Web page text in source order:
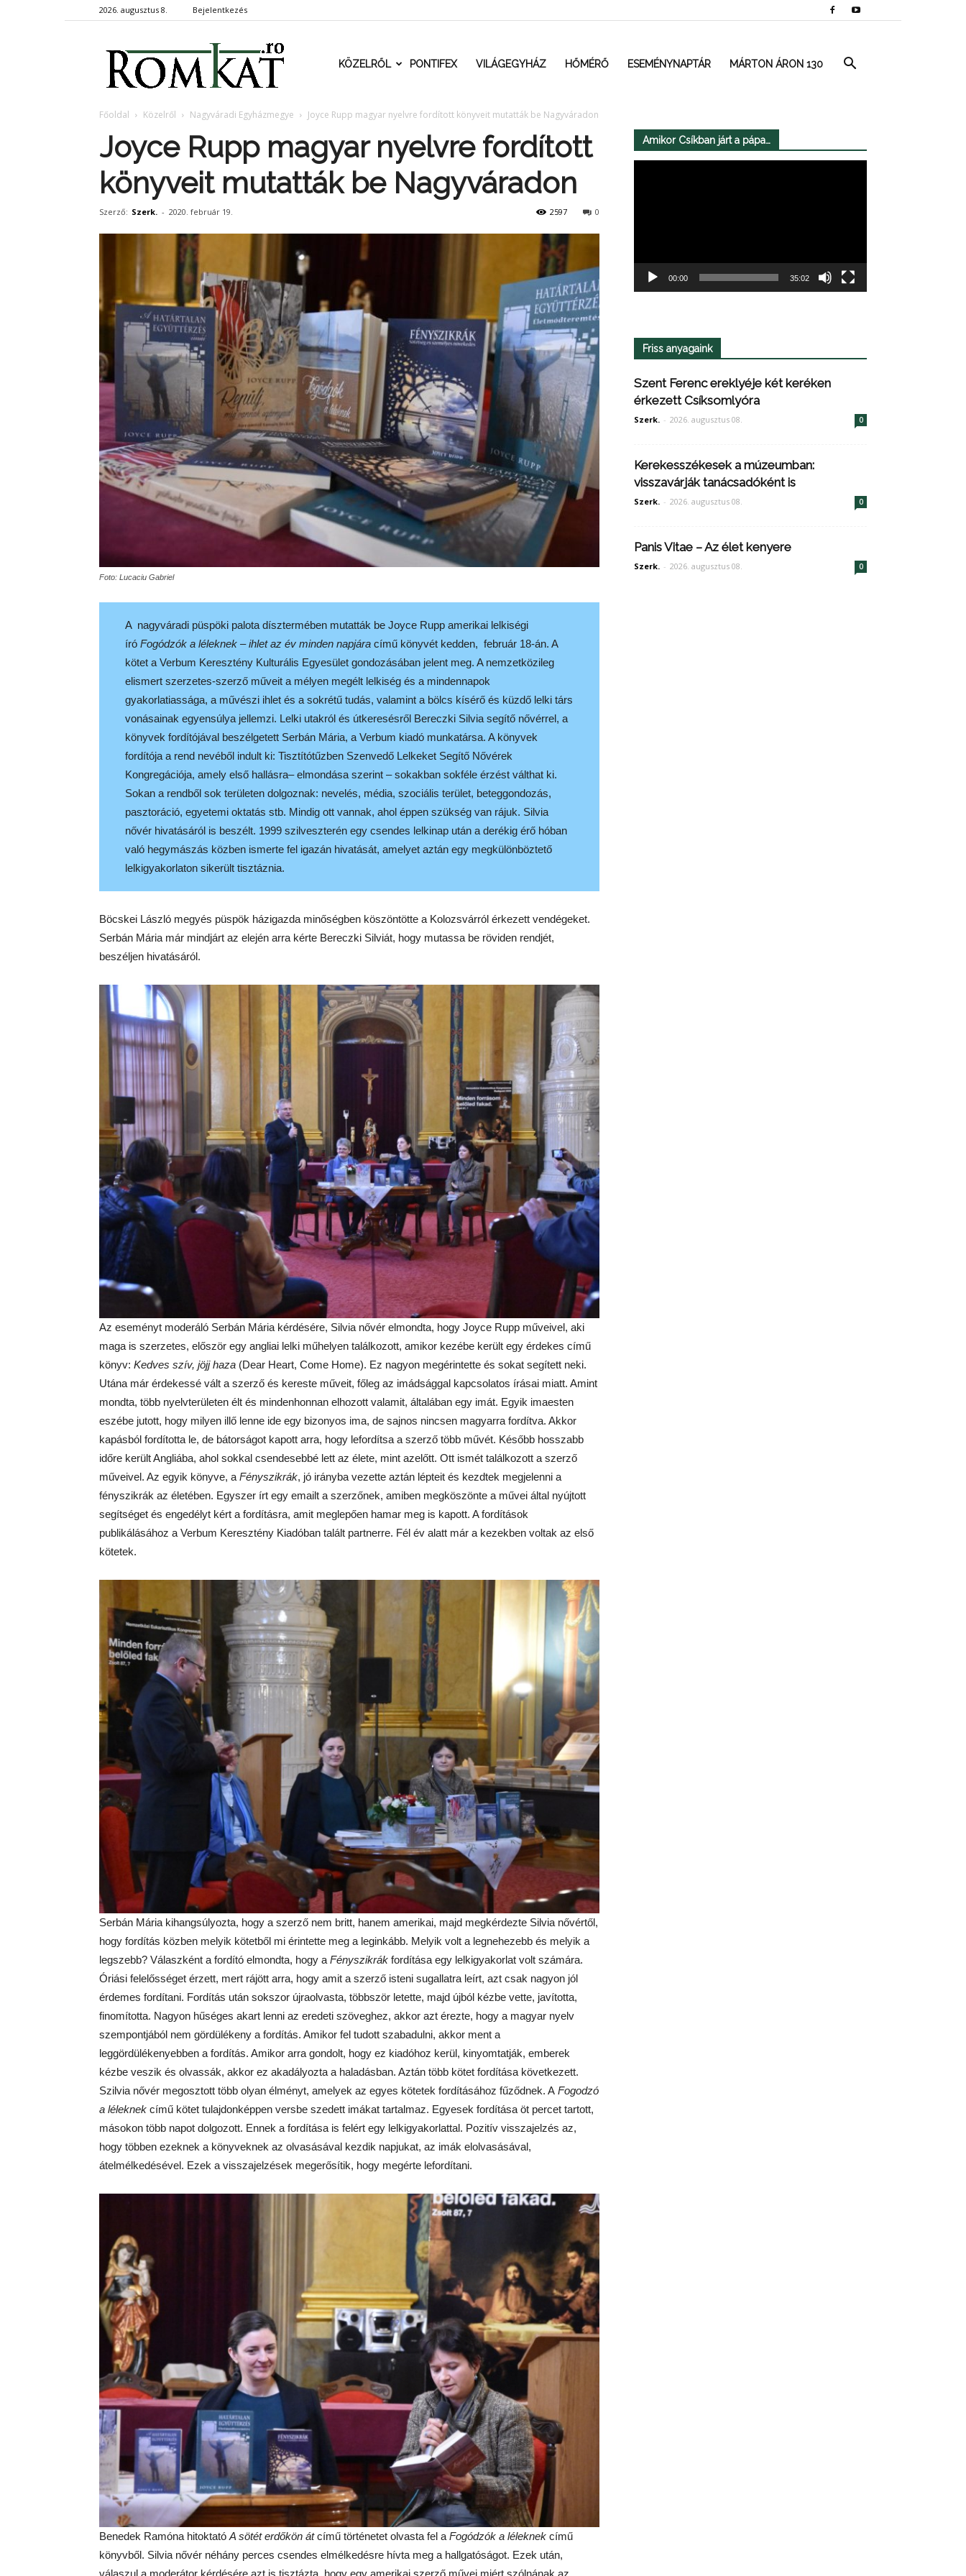
2026. augusztus 8. Bejelentkezés
RomKat.roKÖZELRŐL PONTIFEX VILÁGEGYHÁZ HŐMÉRŐ ESEMÉNYNAPTÁR MÁRTON ÁRON 130
Főoldal Közelről Nagyváradi Egyházmegye Joyce Rupp magyar nyelvre fordított könyveit mutatták be Nagyváradon
Joyce Rupp magyar nyelvre fordított
könyveit mutatták be Nagyváradon
Szerző: Szerk. - 2020. február 19. 0
2597
Foto: Lucaciu Gabriel
A nagyváradi püspöki palota dísztermében mutatták be Joyce Rupp amerikai lelkiségi
író Fogódzók a léleknek – ihlet az év minden napjáracímű könyvét kedden, február 18-án. A
kötet a Verbum Keresztény Kulturális Egyesület gondozásában jelent meg. A nemzetközileg
elismert szerzetes-szerző műveit a mélyen megélt lelkiség és a mindennapok
gyakorlatiassága, a művészi ihlet és a sokrétű tudás, valamint a bölcs kísérő és küzdő lelki társ
vonásainak egyensúlya jellemzi. Lelki utakról és útkeresésről Bereczki Silvia segítő nővérrel, a
könyvek fordítójával beszélgetett Serbán Mária, a Verbum kiadó munkatársa. A könyvek
fordítója a rend nevéből indult ki: Tisztítótűzben Szenvedő Lelkeket Segítő Nővérek
Kongregációja, amely első hallásra– elmondása szerint – sokakban sokféle érzést válthat ki.
Sokan a rendből sok területen dolgoznak: nevelés, média, szociális terület, beteggondozás,
pasztoráció, egyetemi oktatás stb. Mindig ott vannak, ahol éppen szükség van rájuk. Silvia
nővér hivatásáról is beszélt. 1999 szilveszterén egy csendes lelkinap után a derékig érő hóban
való hegymászás közben ismerte fel igazán hivatását, amelyet aztán egy megkülönböztető
lelkigyakorlaton sikerült tisztáznia.
Böcskei László megyés püspök házigazda minőségben köszöntötte a Kolozsvárról érkezett vendégeket.
Serbán Mária már mindjárt az elején arra kérte Bereczki Silviát, hogy mutassa be röviden rendjét,
beszéljen hivatásáról.
Az eseményt moderáló Serbán Mária kérdésére, Silvia nővér elmondta, hogy Joyce Rupp műveivel, aki
maga is szerzetes, először egy angliai lelki műhelyen találkozott, amikor kezébe került egy érdekes című
könyv: Kedves szív, jöjj haza (Dear Heart, Come Home). Ez nagyon megérintette és sokat segített neki.
Utána már érdekessé vált a szerző és kereste műveit, főleg az imádsággal kapcsolatos írásai miatt. Amint
mondta, több nyelvterületen élt és mindenhonnan elhozott valamit, általában egy imát. Egyik imaesten
eszébe jutott, hogy milyen illő lenne ide egy bizonyos ima, de sajnos nincsen magyarra fordítva. Akkor
kapásból fordította le, de bátorságot kapott arra, hogy lefordítsa a szerző több művét. Később hosszabb
időre került Angliába, ahol sokkal csendesebbé lett az élete, mint azelőtt. Ott ismét találkozott a szerző
műveivel. Az egyik könyve, a Fényszikrák, jó irányba vezette aztán lépteit és kezdtek megjelenni a
fényszikrák az életében. Egyszer írt egy emailt a szerzőnek, amiben megköszönte a művei által nyújtott
segítséget és engedélyt kért a fordításra, amit meglepően hamar meg is kapott. A fordítások
publikálásához a Verbum Keresztény Kiadóban talált partnerre. Fél év alatt már a kezekben voltak az első
kötetek.
Serbán Mária kihangsúlyozta, hogy a szerző nem britt, hanem amerikai, majd megkérdezte Silvia nővértől,
hogy fordítás közben melyik kötetből mi érintette meg a leginkább. Melyik volt a legnehezebb és melyik a
legszebb? Válaszként a fordító elmondta, hogy a Fényszikrák fordítása egy lelkigyakorlat volt számára.
Óriási felelősséget érzett, mert rájött arra, hogy amit a szerző isteni sugallatra leírt, azt csak nagyon jól
érdemes fordítani. Fordítás után sokszor újraolvasta, többször letette, majd újból kézbe vette, javította,
finomította. Nagyon hűséges akart lenni az eredeti szöveghez, akkor azt érezte, hogy a magyar nyelv
szempontjából nem gördülékeny a fordítás. Amikor fel tudott szabadulni, akkor ment a
leggördülékenyebben a fordítás. Amikor arra gondolt, hogy ez kiadóhoz kerül, kinyomtatják, emberek
kézbe veszik és olvassák, akkor ez akadályozta a haladásban. Aztán több kötet fordítása következett.
Szilvia nővér megosztott több olyan élményt, amelyek az egyes kötetek fordításához fűződnek. A Fogodzó
a léleknek című kötet tulajdonképpen versbe szedett imákat tartalmaz. Egyesek fordítása öt percet tartott,
másokon több napot dolgozott. Ennek a fordítása is felért egy lelkigyakorlattal. Pozitív visszajelzés az,
hogy többen ezeknek a könyveknek az olvasásával kezdik napjukat, az imák elolvasásával,
átelmélkedésével. Ezek a visszajelzések megerősítik, hogy megérte lefordítani.
Benedek Ramóna hitoktató A sötét erdőkön átcímű történetet olvasta fel a Fogódzók a léleknek című
könyvből. Silvia nővér néhány perces csendes elmélkedésre hívta meg a hallgatóságot. Ezek után,
válaszul a moderátor kérdésére azt is tisztázta, hogy egy amerikai szerző művei miért szólnának az
Amikor Csíkban járt a pápa…
00:00 35:02
Friss anyagaink
Szent Ferenc ereklyéje két keréken
érkezett Csíksomlyóra
Szerk. - 2026. augusztus 08. 0
Kerekesszékesek a múzeumban:
visszavárják tanácsadóként is
Szerk. - 2026. augusztus 08. 0
Panis Vitae – Az élet kenyere
Szerk. - 2026. augusztus 08. 0